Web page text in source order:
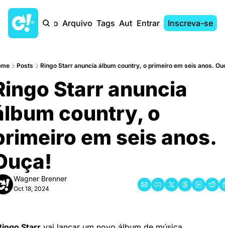
Início Arquivo Tags AutoresEntrar Inscreva-se
Posts Ringo Starr anuncia álbum country, o primeiro em seis anos.
Starr anuncia
country, o
em seis anos.
Wagner Brenner
Oct 18, 2024